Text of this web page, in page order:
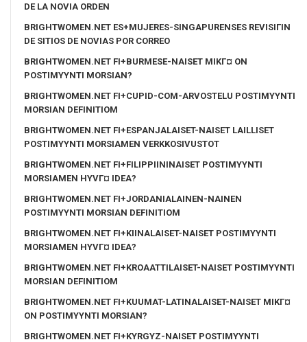
DE LA NOVIA ORDEN
BRIGHTWOMEN.NET ES+MUJERES-SINGAPURENSES REVISIГІN
DE SITIOS DE NOVIAS POR CORREO
BRIGHTWOMEN.NET FI+BURMESE-NAISET MIKГ¤ ON
POSTIMYYNTI MORSIAN?
BRIGHTWOMEN.NET FI+CUPID-COM-ARVOSTELU POSTIMYYNTI
MORSIAN DEFINITIOM
BRIGHTWOMEN.NET FI+ESPANJALAISET-NAISET LAILLISET
POSTIMYYNTI MORSIAMEN VERKKOSIVUSTOT
BRIGHTWOMEN.NET FI+FILIPPIININAISET POSTIMYYNTI
MORSIAMEN HYVГ¤ IDEA?
BRIGHTWOMEN.NET FI+JORDANIALAINEN-NAINEN
POSTIMYYNTI MORSIAN DEFINITIOM
BRIGHTWOMEN.NET FI+KIINALAISET-NAISET POSTIMYYNTI
MORSIAMEN HYVГ¤ IDEA?
BRIGHTWOMEN.NET FI+KROAATTILAISET-NAISET POSTIMYYNTI
MORSIAN DEFINITIOM
BRIGHTWOMEN.NET FI+KUUMAT-LATINALAISET-NAISET MIKГ¤
ON POSTIMYYNTI MORSIAN?
BRIGHTWOMEN.NET FI+KYRGYZ-NAISET POSTIMYYNTI